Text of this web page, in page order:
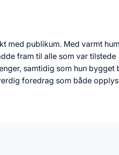
med publikum. Med varmt
fram til alle som var tilstede
samtidig som hun bygget
foredrag som både